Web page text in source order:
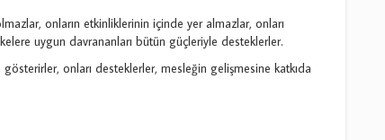
onların etkinliklerinin içinde yer almazlar, onları
uygun davrananları bütün güçleriyle desteklerler.
onları desteklerler, mesleğin gelişmesine katkıda